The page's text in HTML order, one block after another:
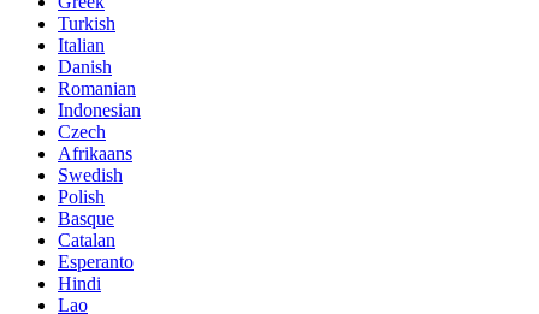
Turkish
Italian
Danish
Romanian
Indonesian
Czech
Afrikaans
Swedish
Polish
Basque
Catalan
Esperanto
Hindi
Lao